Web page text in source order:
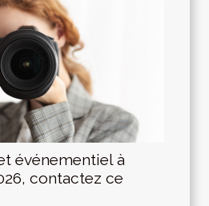
événementiel à
contactez ce